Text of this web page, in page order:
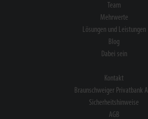
Team
Mehrwerte
Lösungen und Leistungen
Blog
Dabei sein
Kontakt
Braunschweiger Privatbank
Sicherheitshinweise
AGB